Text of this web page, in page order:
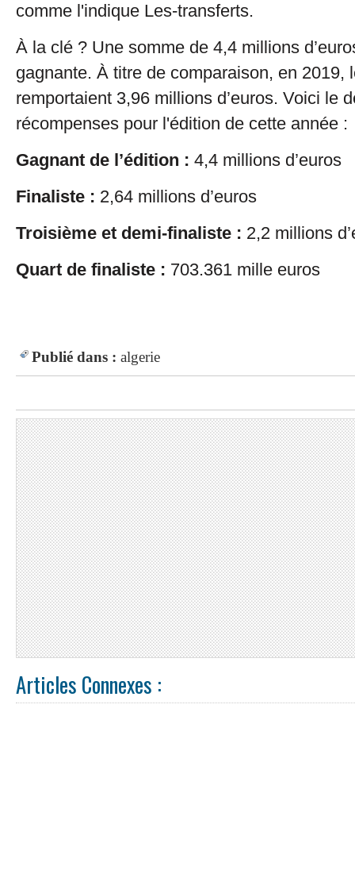
comme l'indique Les-transferts.
À la clé ? Une somme de 4,4 millions
gagnante. À titre de comparaison, en 2019,
remportaient 3,96 millions d’euros. Voici le
récompenses pour l'édition de cette année :
Gagnant de l’édition : 4,4 millions d’euros
Finaliste : 2,64 millions d’euros
Troisième et demi-finaliste : 2,2 millions
Quart de finaliste : 703.361 mille euros
Publié dans : algerie
Articles Connexes :